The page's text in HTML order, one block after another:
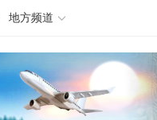
地方频道